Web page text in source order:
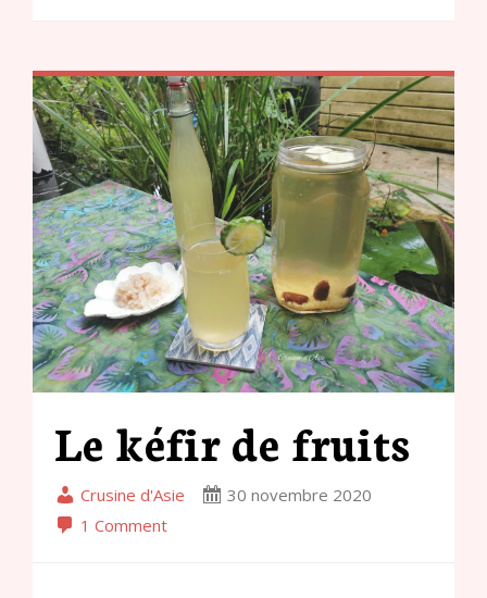
Le kéfir de fruits
Crusine d'Asie
30 novembre 2020
1 Comment